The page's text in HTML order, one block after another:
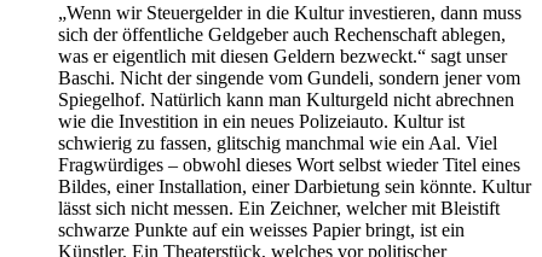
„Wenn wir Steuergelder in die Kultur investieren, dann muss
sich der öffentliche Geldgeber auch Rechenschaft ablegen,
was er eigentlich mit diesen Geldern bezweckt.“ sagt unser
Baschi. Nicht der singende vom Gundeli, sondern jener vom
Spiegelhof. Natürlich kann man Kulturgeld nicht abrechnen
wie die Investition in ein neues Polizeiauto. Kultur ist
schwierig zu fassen, glitschig manchmal wie ein Aal. Viel
Fragwürdiges – obwohl dieses Wort selbst wieder Titel eines
Bildes, einer Installation, einer Darbietung sein könnte. Kultur
lässt sich nicht messen. Ein Zeichner, welcher mit Bleistift
schwarze Punkte auf ein weisses Papier bringt, ist ein
Künstler. Ein Theaterstück, welches vor politischer